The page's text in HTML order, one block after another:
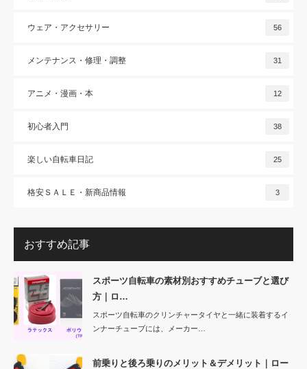
ウェア・アクセサリー 56
メンテナンス・修理・調整 31
アニメ・漫画・本 12
初心者入門 38
楽しい自転車日記 25
格安ＳＡＬＥ・新商品情報 3
おすすめ記事
スポーツ自転車の素材別おすすめチューブと選び
方｜ロ…
スポーツ自転車のクリンチャータイヤと一緒に装着するイ
ンナーチューブには、メーカー…
前乗りと後ろ乗りのメリット＆デメリット｜ロー